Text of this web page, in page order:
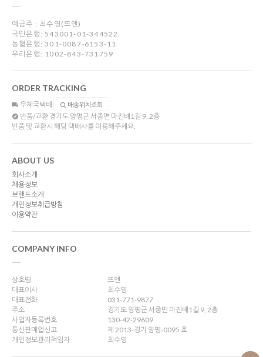
예금주 : 최수영(뜨앤)
국민은행: 543001-01-344522
농협은행: 301-0087-6153-11
우리은행: 1002-843-731759
ORDER TRACKING
우체국택배 배송위치조회
반품/교환 경기도 양평군 서종면 마진배1길 9, 2층
반품 및 교환시 해당 택배사를 이용해주세요.
ABOUT US
회사소개
채용정보
브랜드소개
개인정보취급방침
이용약관
COMPANY INFO
상호명
뜨앤
대표이사
최수영
대표전화
031-771-9877
주소
경기도 양평군 서종면 마진배1길 9, 2층
사업자등록번호
130-42-29609
통신판매업신고
제 2013-경기 양평-0095 호
개인정보관리책임자
최수영